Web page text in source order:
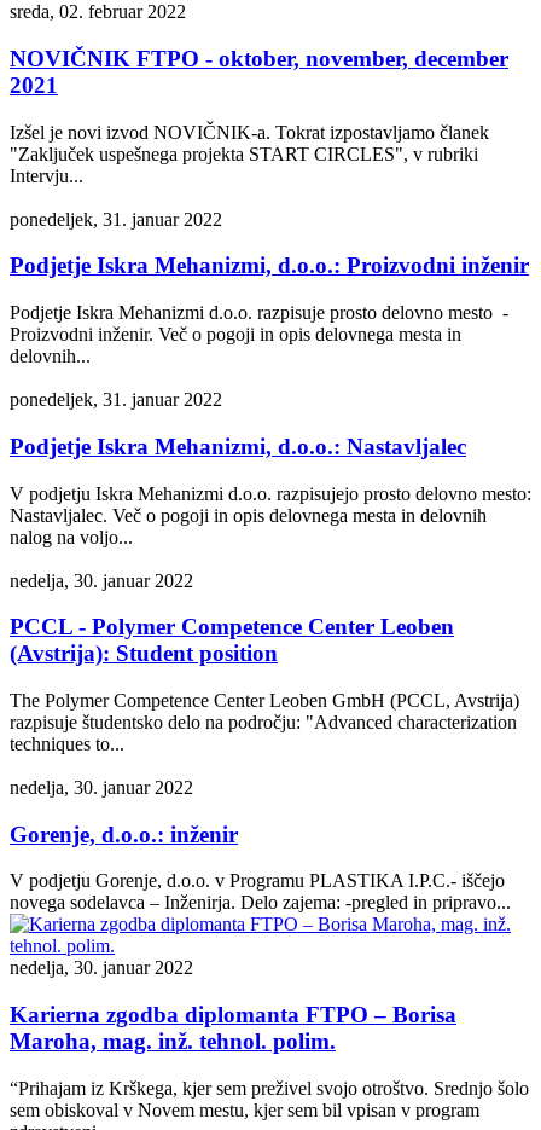
sreda, 02. februar 2022
NOVIČNIK FTPO - oktober, november, december
2021
Izšel je novi izvod NOVIČNIK-a. Tokrat izpostavljamo članek
"Zaključek uspešnega projekta START CIRCLES", v rubriki
Intervju...
ponedeljek, 31. januar 2022
Podjetje Iskra Mehanizmi, d.o.o.: Proizvodni inženir
Podjetje Iskra Mehanizmi d.o.o. razpisuje prosto delovno mesto -
Proizvodni inženir. Več o pogoji in opis delovnega mesta in
delovnih...
ponedeljek, 31. januar 2022
Podjetje Iskra Mehanizmi, d.o.o.: Nastavljalec
V podjetju Iskra Mehanizmi d.o.o. razpisujejo prosto delovno mesto:
Nastavljalec. Več o pogoji in opis delovnega mesta in delovnih
nalog na voljo...
nedelja, 30. januar 2022
PCCL - Polymer Competence Center Leoben
(Avstrija): Student position
The Polymer Competence Center Leoben GmbH (PCCL, Avstrija)
razpisuje študentsko delo na področju: "Advanced characterization
techniques to...
nedelja, 30. januar 2022
Gorenje, d.o.o.: inženir
V podjetju Gorenje, d.o.o. v Programu PLASTIKA I.P.C.- iščejo
novega sodelavca – Inženirja. Delo zajema: -pregled in pripravo...
nedelja, 30. januar 2022
Karierna zgodba diplomanta FTPO – Borisa
Maroha, mag. inž. tehnol. polim.
“Prihajam iz Krškega, kjer sem preživel svojo otroštvo. Srednjo šolo
sem obiskoval v Novem mestu, kjer sem bil vpisan v program